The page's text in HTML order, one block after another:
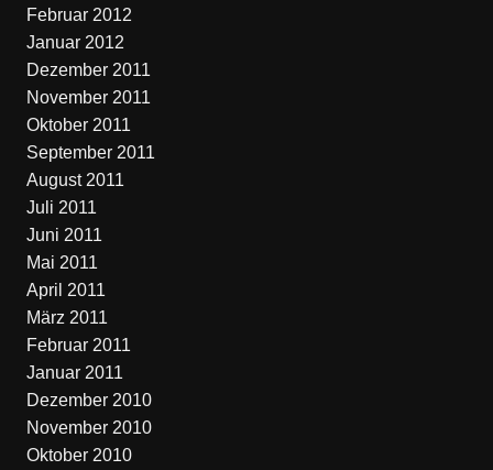
Februar 2012
Januar 2012
Dezember 2011
November 2011
Oktober 2011
September 2011
August 2011
Juli 2011
Juni 2011
Mai 2011
April 2011
März 2011
Februar 2011
Januar 2011
Dezember 2010
November 2010
Oktober 2010